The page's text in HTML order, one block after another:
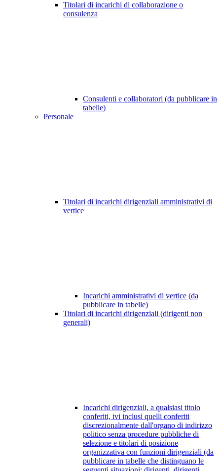
Titolari di incarichi di collaborazione o
consulenza
Consulenti e collaboratori (da pubblicare in
tabelle)
Personale
Titolari di incarichi dirigenziali amministrativi di
vertice
Incarichi amministrativi di vertice (da
pubblicare in tabelle)
Titolari di incarichi dirigenziali (dirigenti non
generali)
Incarichi dirigenziali, a qualsiasi titolo
conferiti, ivi inclusi quelli conferiti
discrezionalmente dall'organo di indirizzo
politico senza procedure pubbliche di
selezione e titolari di posizione
organizzativa con funzioni dirigenziali (da
pubblicare in tabelle che distinguano le